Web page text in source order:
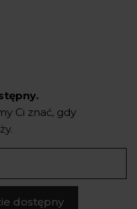
Ci znać, gdy
dostępny